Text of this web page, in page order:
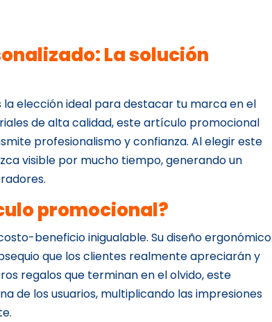
La solución
la elección ideal para destacar tu marca en el
de alta calidad, este artículo promocional
profesionalismo y confianza. Al elegir este
visible por mucho tiempo, generando un
promocional?
beneficio inigualable. Su diseño ergonómico
que los clientes realmente apreciarán y
regalos que terminan en el olvido, este
de los usuarios, multiplicando las impresiones